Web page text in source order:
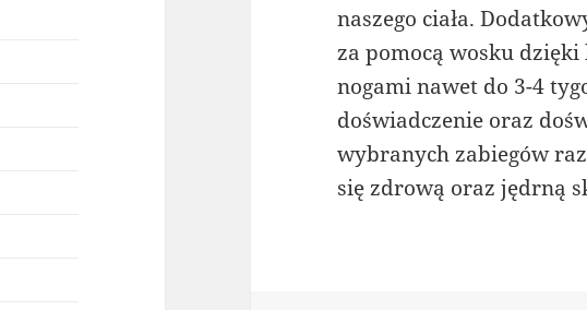
naszego ciała.
za pomocą wosku dzięki
nogami nawet do 3-4
doświadczenie oraz
wybranych zabiegów
się zdrową oraz jędrną